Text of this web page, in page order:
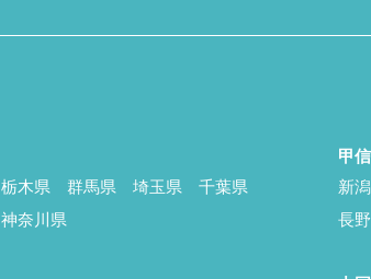
栃木県 群馬県 埼玉県
千葉県
神奈川県
甲
新
長